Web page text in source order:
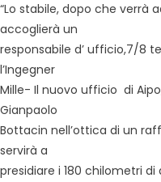
“Lo stabile, dopo che
accoglierà un
responsabile d’ ufficio,7/8
l’Ingegner
Mille- Il nuovo ufficio di
Gianpaolo
Bottacin nell’ottica di un
servirà a
presidiare i 180 chilometri